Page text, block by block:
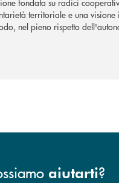
fondata su radici
territoriale e una visione
nel pieno rispetto
esclusiva per la
aiutarti?